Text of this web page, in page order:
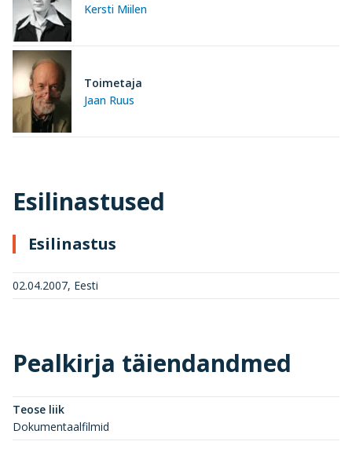
Kersti Miilen
Jaan Ruus
Toimetaja
Esilinastused
Esilinastus
02.04.2007, Eesti
Pealkirja täiendandmed
Teose liik
Dokumentaalfilmid